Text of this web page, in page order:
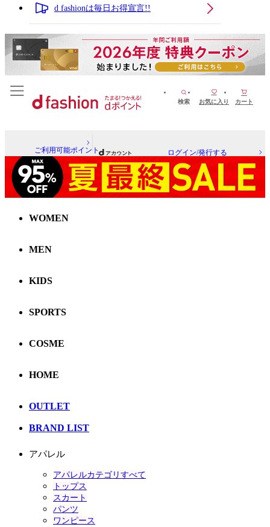
d fashionは毎日お得宣言!!
検索 お気に入り カート
ご利用可能ポイント ログイン/発行する
WOMEN
MEN
KIDS
SPORTS
COSME
HOME
OUTLET
BRAND LIST
アパレル
アパレルカテゴリすべて
トップス
スカート
パンツ
ワンピース